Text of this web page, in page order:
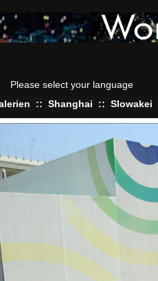
Please select your language
:: Shanghai :: Slowakei